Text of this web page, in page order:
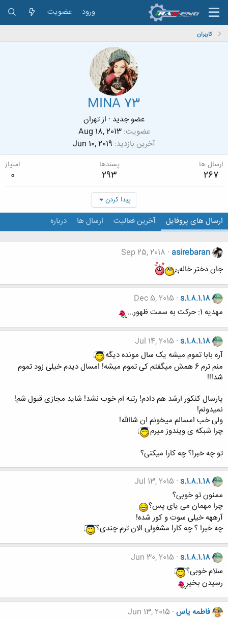
ورود عضویت
کاربران
MINA 73
عضو جدید · ازتهران
عضویت Aug 18, 2013
آخرین بازدید Jun 10, 2019
ارسال ها
267
پسندها
293
امتیاز
0
پیدا کردن
ارسال های پروفایل آخرین فعالیت ارسال ها درباره
asirebaran
Sep 25, 2018
جان دختر خاله
s.1.8.1.18
Dec 5, 2015
مهدیه 1: حرکت به سمت ظهور...
s.1.8.1.18
Jul 14, 2015
آره بابا تموم میشه یک سال مونده دیگه
منم ترم 6 همش میگفتم کی تموم میشه! امسال دیدم خیلی زود تموم
شد!!!
پارسال کنکور ارشد هم دادم! رتبه ام خوب نشد! شاید مجازی قبول شم!
نمیدونم!
ولی خب امسالم میخونم ان شاالله!
چرا شبکه ی ویندوز میرم
تو چه خبرا؟ چه کارا میکنی؟
s.1.8.1.18
Jul 13, 2015
ممنون تو خوبی؟
چرا مهمان می یای پس؟
آرههه خیلی سوت و کور شده!
چه خبرا ؟ چه کارا مشغولی الان ترم چندی؟
s.1.8.1.18
Jun 30, 2015
سلام خوبی؟
رسیدن بخیر
فاطمه یاس Jun 13, 2015